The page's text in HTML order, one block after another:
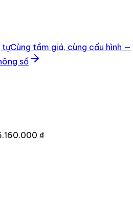
tựCùng tầm giá, cùng cấu hình —
số
₫